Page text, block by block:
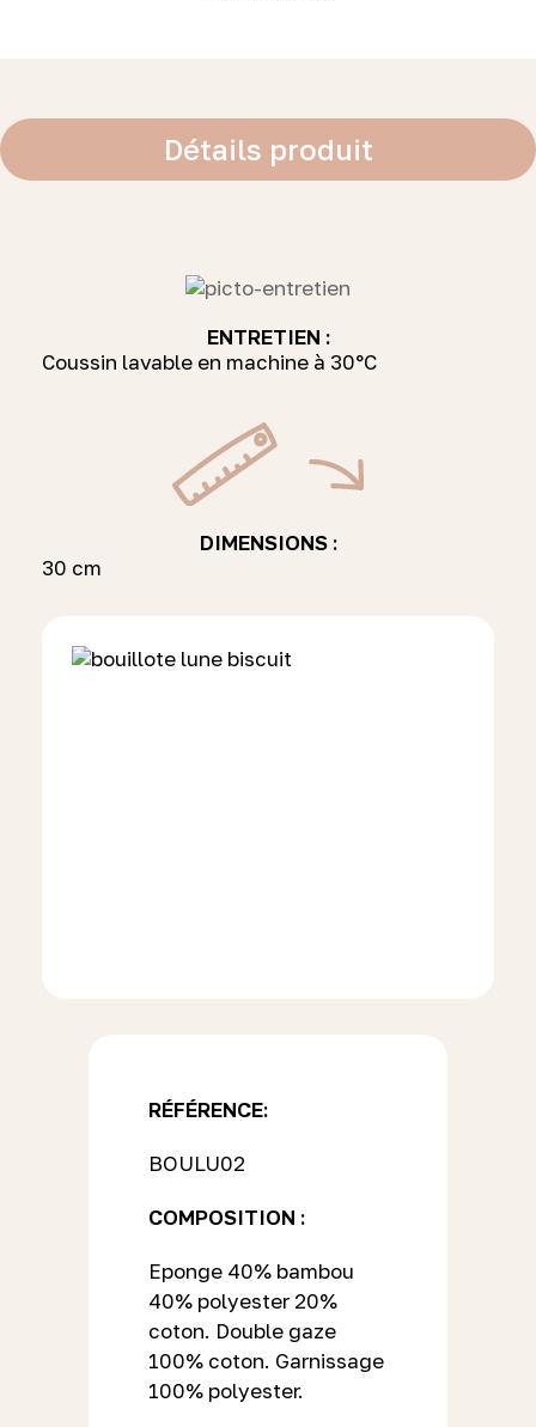
Détails produit
ENTRETIEN :
Coussin lavable en machine à 30°C
DIMENSIONS :
30 cm
RÉFÉRENCE:
BOULU02
COMPOSITION :
Eponge 40% bambou
40% polyester 20%
coton. Double gaze
100% coton. Garnissage
100% polyester.